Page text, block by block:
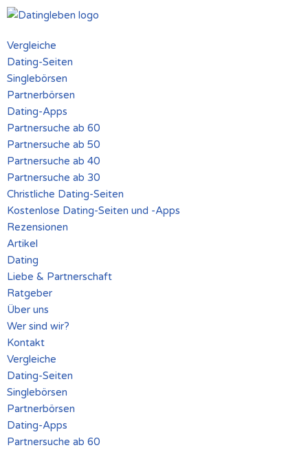
Inhalt
springen
Vergleiche
Dating-Seiten
Singlebörsen
Partnerbörsen
Dating-Apps
Partnersuche ab 60
Partnersuche ab 50
Partnersuche ab 40
Partnersuche ab 30
Christliche Dating-Seiten
Kostenlose Dating-Seiten und -Apps
Rezensionen
Artikel
Dating
Liebe & Partnerschaft
Ratgeber
Über uns
Wer sind wir?
Kontakt
Vergleiche
Dating-Seiten
Singlebörsen
Partnerbörsen
Dating-Apps
Partnersuche ab 60